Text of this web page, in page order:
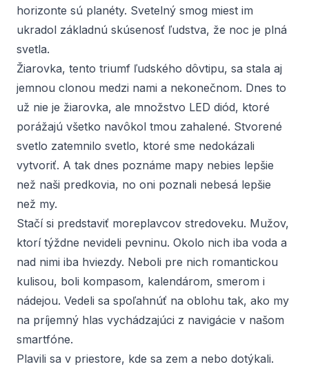
horizonte sú planéty. Svetelný smog miest im
ukradol základnú skúsenosť ľudstva, že noc je plná
svetla.
Žiarovka, tento triumf ľudského dôvtipu, sa stala aj
jemnou clonou medzi nami a nekonečnom. Dnes to
už nie je žiarovka, ale množstvo LED diód, ktoré
porážajú všetko navôkol tmou zahalené. Stvorené
svetlo zatemnilo svetlo, ktoré sme nedokázali
vytvoriť. A tak dnes poznáme mapy nebies lepšie
než naši predkovia, no oni poznali nebesá lepšie
než my.
Stačí si predstaviť moreplavcov stredoveku. Mužov,
ktorí týždne nevideli pevninu. Okolo nich iba voda a
nad nimi iba hviezdy. Neboli pre nich romantickou
kulisou, boli kompasom, kalendárom, smerom i
nádejou. Vedeli sa spoľahnúť na oblohu tak, ako my
na príjemný hlas vychádzajúci z navigácie v našom
smartfóne.
Plavili sa v priestore, kde sa zem a nebo dotýkali.